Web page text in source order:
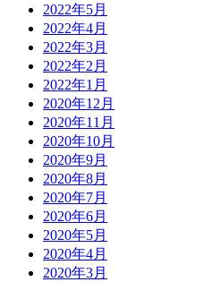
2022年5月
2022年4月
2022年3月
2022年2月
2022年1月
2020年12月
2020年11月
2020年10月
2020年9月
2020年8月
2020年7月
2020年6月
2020年5月
2020年4月
2020年3月